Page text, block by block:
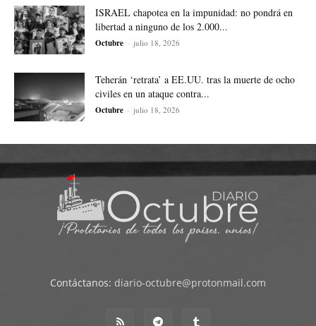
ISRAEL chapotea en la impunidad: no pondrá en
libertad a ninguno de los 2.000...
Octubre - julio 18, 2026
Teherán ‘retrata’ a EE.UU. tras la muerte de ocho
civiles en un ataque contra...
Octubre - julio 18, 2026
Contáctanos: diario-octubre@protonmail.com